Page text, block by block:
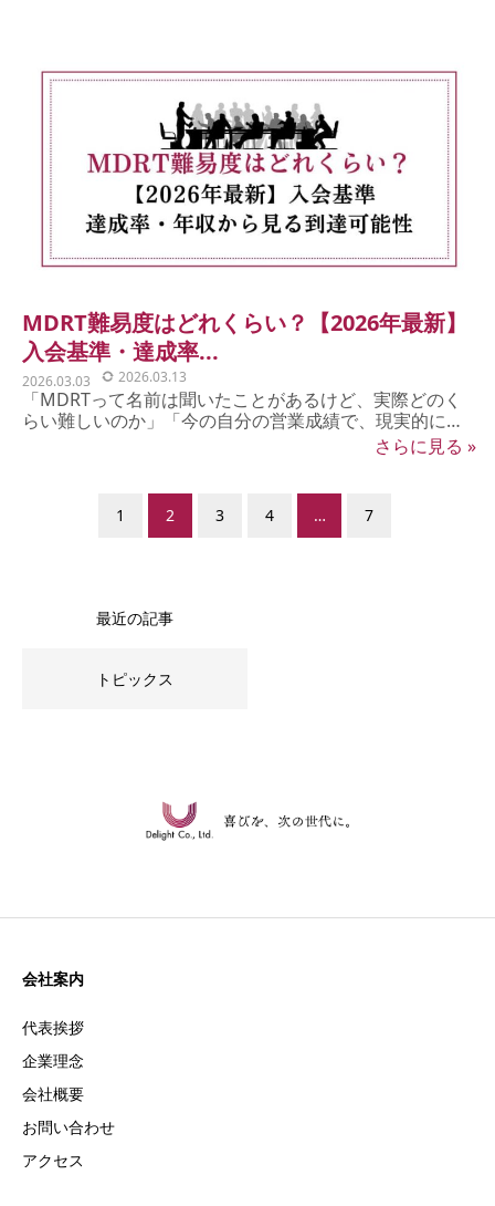
MDRT難易度はどれくらい？【2026年最新】
入会基準・達成率...
2026.03.03 2026.03.13
「MDRTって名前は聞いたことがあるけど、実際どのく
らい難しいのか」「今の自分の営業成績で、現実的に届
さらに見る »
1 2 3 4 … 7
最近の記事
トピックス
会社案内
代表挨拶
企業理念
会社概要
お問い合わせ
アクセス